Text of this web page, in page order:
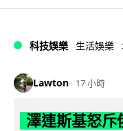
科技娛樂 生活娛樂
Lawton 17 小時
澤連斯基怒斥